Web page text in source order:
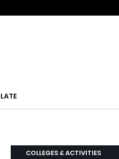
COLLEGES & ACTIVITIES